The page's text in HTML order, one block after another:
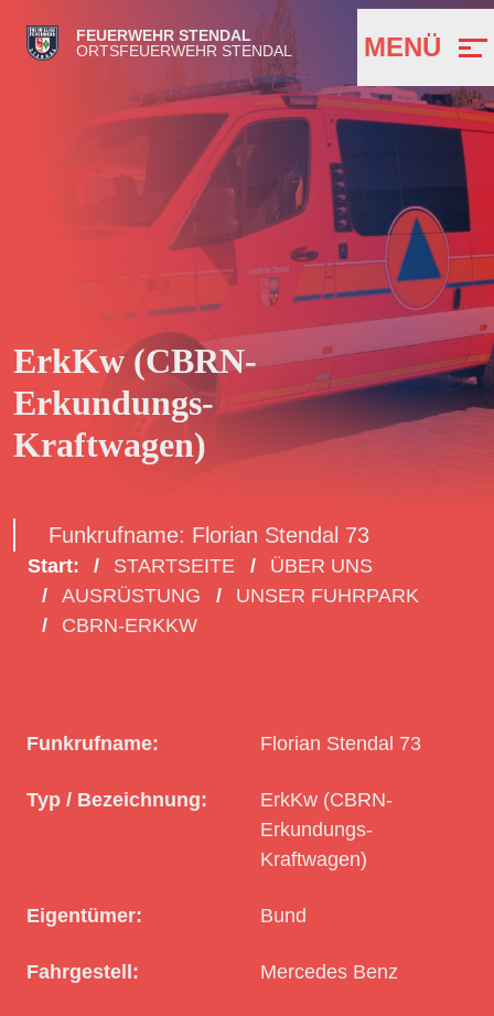
FEUERWEHR STENDAL
ORTSFEUERWEHR STENDAL
MENÜ
ErkKw (CBRN-
Erkundungs-
Kraftwagen)
Funkrufname: Florian Stendal 73
Start: STARTSEITE
ÜBER UNS
AUSRÜSTUNG
UNSER FUHRPARK
CBRN-ERKKW
Funkrufname: Florian Stendal 73
Typ / Bezeichnung:
ErkKw (CBRN-
Erkundungs-
Kraftwagen)
Eigentümer: Bund
Fahrgestell: Mercedes Benz